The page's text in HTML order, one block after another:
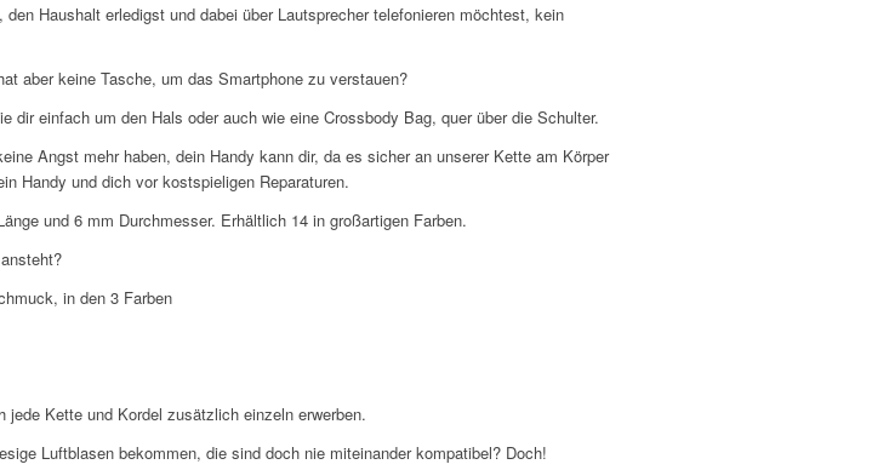
Haushalt erledigst und dabei über Lautsprecher telefonieren möchtest, kein
aber keine Tasche, um das Smartphone zu verstauen?
einfach um den Hals oder auch wie eine Crossbody Bag, quer über die Schulter.
Angst mehr haben, dein Handy kann dir, da es sicher an unserer Kette am Körper
Handy und dich vor kostspieligen Reparaturen.
und 6 mm Durchmesser. Erhältlich 14 in großartigen Farben.
in den 3 Farben
Kette und Kordel zusätzlich einzeln erwerben.
Luftblasen bekommen, die sind doch nie miteinander kompatibel? Doch!